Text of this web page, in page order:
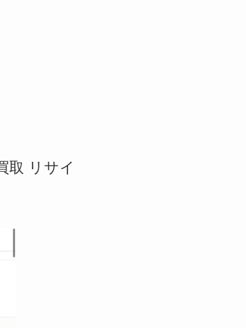
取 リサイ